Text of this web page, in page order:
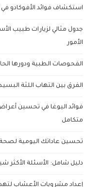
استكشاف فوائد الأفوكادو
جدول مثالي لزيارات طبيب
الأمور
الفحوصات الطبية ودورها
الفرق بين التهاب اللثة
فوائد اليوغا في تحسين
متكامل
تحسين عاداتك اليومية
دليل شامل: الأسئلة الأكثر
إعداد مشروبات الأعشاب